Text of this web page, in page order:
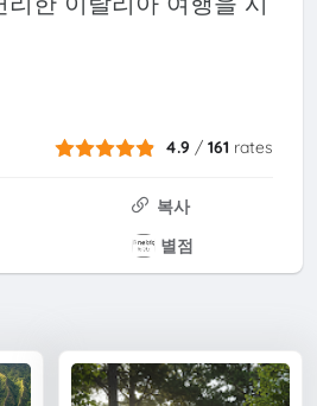
4.9 /161 rates
복사
별점